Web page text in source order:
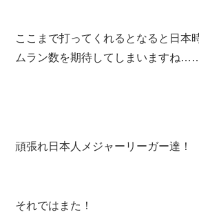
ここまで打ってくれるとなると日本
ムラン数を期待してしまいますね……
頑張れ日本人メジャーリーガー達！
それではまた！